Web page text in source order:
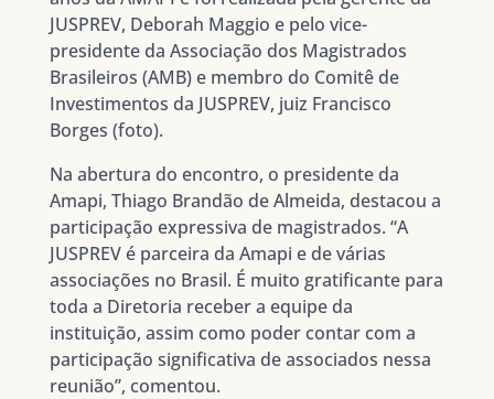
JUSPREV, Deborah Maggio e pelo vice-
presidente da Associação dos Magistrados
Brasileiros (AMB) e membro do Comitê de
Investimentos da JUSPREV, juiz Francisco
Borges (foto).
Na abertura do encontro, o presidente da
Amapi, Thiago Brandão de Almeida, destacou a
participação expressiva de magistrados. “A
JUSPREV é parceira da Amapi e de várias
associações no Brasil. É muito gratificante para
toda a Diretoria receber a equipe da
instituição, assim como poder contar com a
participação significativa de associados nessa
reunião”, comentou.